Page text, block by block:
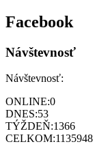
Facebook
Návštevnosť
Návštevnosť:
ONLINE:0
DNES:53
TÝŽDEŇ:1366
CELKOM:1135948